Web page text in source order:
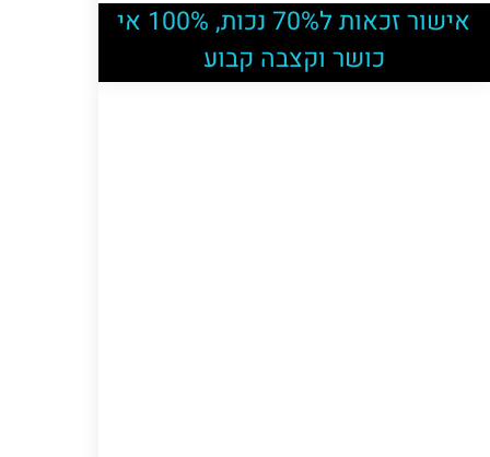
אישור זכאות ל70% נכות, 100% אי
כושר וקצבה קבוע